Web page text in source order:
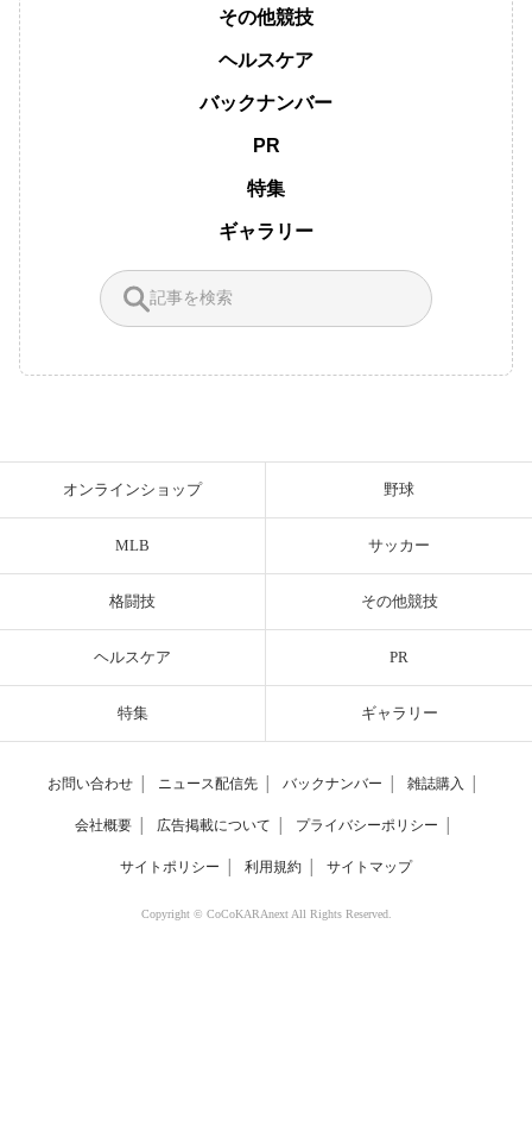
その他競技
ヘルスケア
バックナンバー
PR
特集
ギャラリー
オンラインショップ 野球
MLB サッカー
格闘技 その他競技
ヘルスケア PR
特集 ギャラリー
お問い合わせ ニュース配信先 バックナンバー 雑誌購入
会社概要 広告掲載について プライバシーポリシー
サイトポリシー 利用規約 サイトマップ
Copyright © CoCoKARAnext All Rights Reserved.